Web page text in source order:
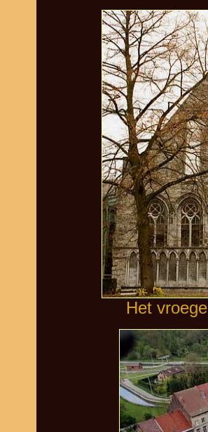
Het